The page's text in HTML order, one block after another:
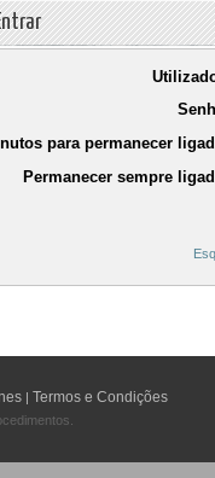
para permanecer
Permanecer sempre
|Termos e Condições